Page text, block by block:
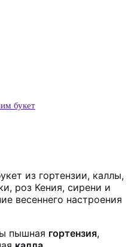
букет
из гортензии, каллы,
роз Кения, сирени и
весеннего настроения
пышная гортензия,